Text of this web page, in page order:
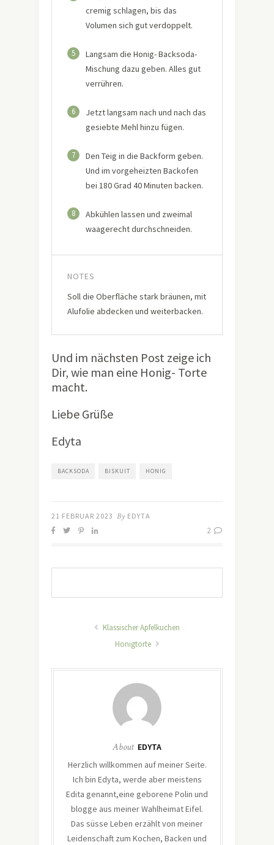
cremig schlagen, bis das
Volumen sich gut verdoppelt.
5
Langsam die Honig- Backsoda-
Mischung dazu geben. Alles gut
verrühren.
6
Jetzt langsam nach und nach das
gesiebte Mehl hinzu fügen.
7
Den Teig in die Backform geben.
Und im vorgeheizten Backofen
bei 180 Grad 40 Minuten backen.
8
Abkühlen lassen und zweimal
waagerecht durchschneiden.
NOTES
Soll die Oberfläche stark bräunen, mit
Alufolie abdecken und weiterbacken.
Und im nächsten Post zeige ich
Dir, wie man eine Honig- Torte
macht.
Liebe Grüße
Edyta
BACKSODA BISKUIT HONIG
21 FEBRUAR 2023 By EDYTA
2
Klassischer Apfelkuchen
Honigtorte
About EDYTA
Herzlich willkommen auf meiner Seite.
Ich bin Edyta, werde aber meistens
Edita genannt,eine geborene Polin und
blogge aus meiner Wahlheimat Eifel.
Das süsse Leben erzählt von meiner
Leidenschaft zum Kochen, Backen und